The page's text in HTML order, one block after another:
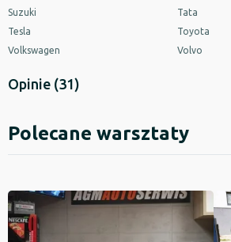
Suzuki
Tata
Tesla
Toyota
Volkswagen
Volvo
Opinie (31)
Polecane warsztaty